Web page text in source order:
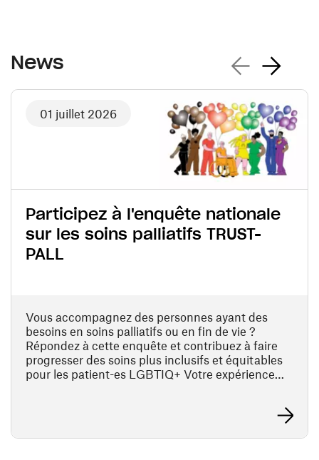
News Previous news
Next news
01 juillet 2026
Participez à l'enquête nationale
sur les soins palliatifs TRUST-
PALL
Vous accompagnez des personnes ayant des
besoins en soins palliatifs ou en fin de vie ?
Répondez à cette enquête et contribuez à faire
progresser des soins plus inclusifs et équitables
pour les patient-es LGBTIQ+ Votre expérience…
Learn